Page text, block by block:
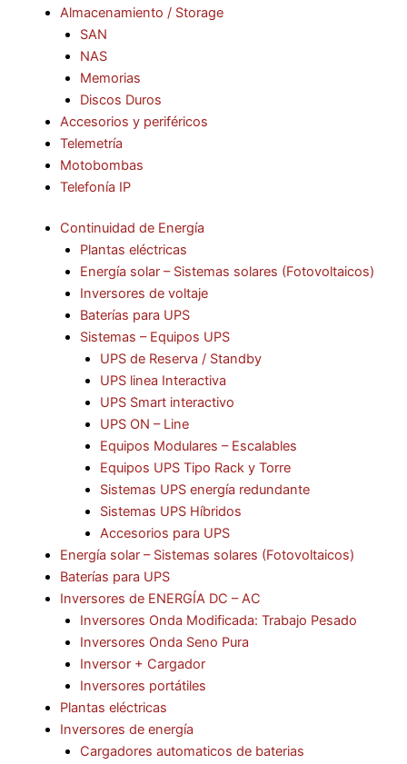
Almacenamiento / Storage
SAN
NAS
Memorias
Discos Duros
Accesorios y periféricos
Telemetría
Motobombas
Telefonía IP
Continuidad de Energía
Plantas eléctricas
Energía solar – Sistemas solares (Fotovoltaicos)
Inversores de voltaje
Baterías para UPS
Sistemas – Equipos UPS
UPS de Reserva / Standby
UPS linea Interactiva
UPS Smart interactivo
UPS ON – Line
Equipos Modulares – Escalables
Equipos UPS Tipo Rack y Torre
Sistemas UPS energía redundante
Sistemas UPS Híbridos
Accesorios para UPS
Energía solar – Sistemas solares (Fotovoltaicos)
Baterías para UPS
Inversores de ENERGÍA DC – AC
Inversores Onda Modificada: Trabajo Pesado
Inversores Onda Seno Pura
Inversor + Cargador
Inversores portátiles
Plantas eléctricas
Inversores de energía
Cargadores automaticos de baterias